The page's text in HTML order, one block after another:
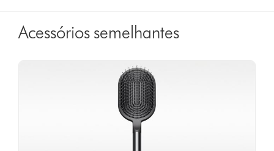
Acessórios semelhantes